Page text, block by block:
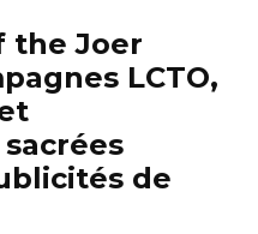
the Joer
LCTO,
de